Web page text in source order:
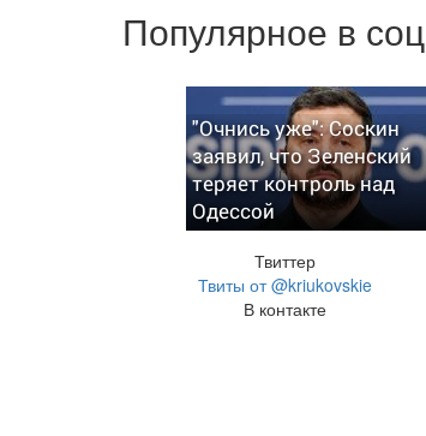
Популярное в
"Очнись уже": Соскин
заявил, что Зеленский
теряет контроль над
Одессой
Твиттер
Твиты от @kriukovskie
В контакте